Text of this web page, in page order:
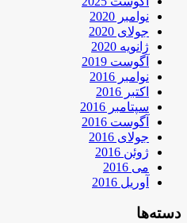
نوامبر 2020
جولای 2020
ژانویه 2020
آگوست 2019
نوامبر 2016
اکتبر 2016
سپتامبر 2016
آگوست 2016
جولای 2016
ژوئن 2016
می 2016
آوریل 2016
دسته‌ها